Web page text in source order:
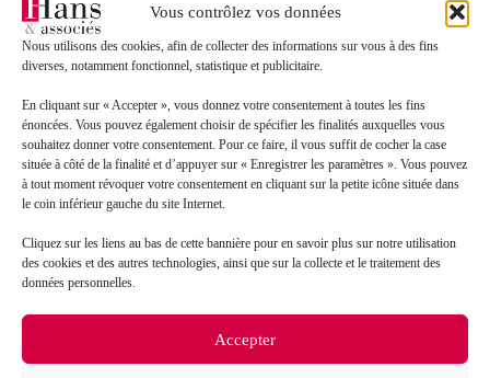
Vous contrôlez vos données
Nous utilisons des cookies, afin de collecter des informations sur vous à des fins
diverses, notamment fonctionnel, statistique et publicitaire.
En cliquant sur « Accepter », vous donnez votre consentement à toutes les fins
énoncées. Vous pouvez également choisir de spécifier les finalités auxquelles vous
souhaitez donner votre consentement. Pour ce faire, il vous suffit de cocher la case
située à côté de la finalité et d’appuyer sur « Enregistrer les paramètres ». Vous pouvez
à tout moment révoquer votre consentement en cliquant sur la petite icône située dans
le coin inférieur gauche du site Internet.
Cliquez sur les liens au bas de cette bannière pour en savoir plus sur notre utilisation
des cookies et des autres technologies, ainsi que sur la collecte et le traitement des
données personnelles.
Accepter
RGPDJ’accepte que mes données soient traitées en accord
avec la politique de confidentialité du site*